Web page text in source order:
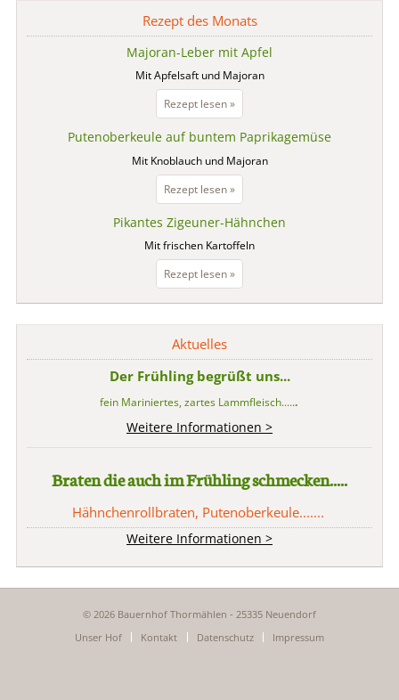
Rezept des Monats
Majoran-Leber mit Apfel
Mit Apfelsaft und Majoran
Rezept lesen »Majoran-
Leber
mit
Putenoberkeule auf buntem Paprikagemüse
Mit Knoblauch und Majoran
Rezept lesen »Putenoberkeule
auf
buntem
Pikantes Zigeuner-Hähnchen
Mit frischen Kartoffeln
Rezept lesen »Pikantes
Zigeuner-
Hähnchen
Aktuelles
Der Frühling begrüßt uns...
fein Mariniertes, zartes Lammfleisch......
Weitere Informationen >
Braten die auch im Frühling schmecken.....
Hähnchenrollbraten, Putenoberkeule.......
Weitere Informationen >
© 2026 Bauernhof Thormählen - 25335 Neuendorf
Navigation
Unser Hof Kontakt Datenschutz Impressum